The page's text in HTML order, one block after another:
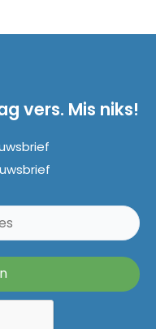
vers. Mis niks!